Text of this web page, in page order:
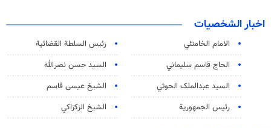
اخبار الشخصيات
الامام الخامنئي
رئیس السلطة القضائیة
الحاج قاسم سليماني
السيد حسن نصرالله
السید عبدالملک الحوثي
الشيخ عيسى قاسم
رئيس الجمهورية
الشيخ الزكزاكي